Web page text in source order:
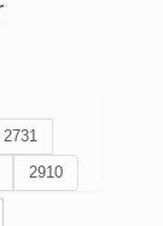
2731
2910